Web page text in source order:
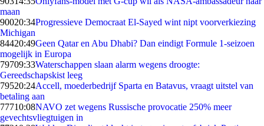
maan
90020:34Progressieve Democraat El-Sayed wint nipt voorverkiezing
Michigan
84420:49Geen Qatar en Abu Dhabi? Dan eindigt Formule 1-seizoen
mogelijk in Europa
79709:33Waterschappen slaan alarm wegens droogte:
Gereedschapskist leeg
79520:24Accell, moederbedrijf Sparta en Batavus, vraagt uitstel van
betaling aan
77710:08NAVO zet wegens Russische provocatie 250% meer
gevechtsvliegtuigen in